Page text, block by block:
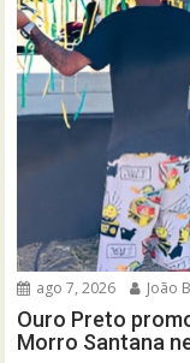
ago 7, 2026 João
Ouro Preto
Morro Santana